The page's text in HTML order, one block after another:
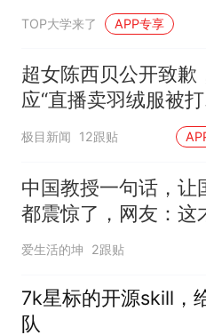
名利，只求“真”与“理
获网友点赞支持
TOP大学来了 APP专享
超女陈西贝公开致歉
应“直播卖羽绒服被打
假”：已启动全面核
极目新闻 12跟贴
中国教授一句话，让
都震惊了，网友：这
真专家！
爱生活的坤 2跟贴
7k星标的开源skill，
队